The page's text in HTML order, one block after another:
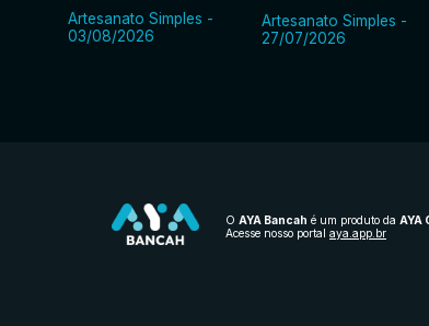
Artesanato Simples -
03/08/2026
Artesanato Simples -
27/07/2026
O AYA Bancah é um produto da AYA
Acesse nosso portal aya.app.br